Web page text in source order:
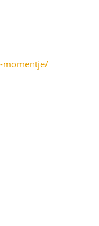
momentje/